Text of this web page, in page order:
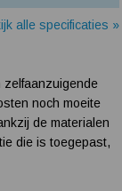
alle specificaties »
zelfaanzuigende
noch moeite
de materialen
die is toegepast,